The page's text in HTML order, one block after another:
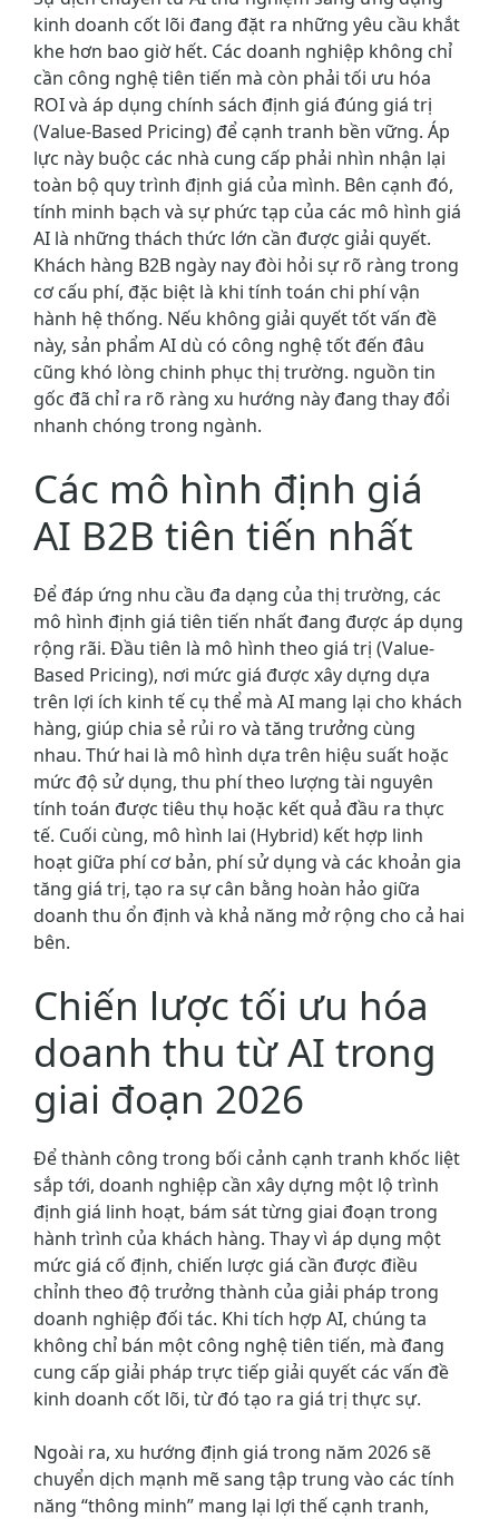
kinh doanh cốt lõi đang đặt ra những yêu cầu khắt
khe hơn bao giờ hết. Các doanh nghiệp không chỉ
cần công nghệ tiên tiến mà còn phải tối ưu hóa
ROI và áp dụng chính sách định giá đúng giá trị
(Value-Based Pricing) để cạnh tranh bền vững. Áp
lực này buộc các nhà cung cấp phải nhìn nhận lại
toàn bộ quy trình định giá của mình. Bên cạnh đó,
tính minh bạch và sự phức tạp của các mô hình giá
AI là những thách thức lớn cần được giải quyết.
Khách hàng B2B ngày nay đòi hỏi sự rõ ràng trong
cơ cấu phí, đặc biệt là khi tính toán chi phí vận
hành hệ thống. Nếu không giải quyết tốt vấn đề
này, sản phẩm AI dù có công nghệ tốt đến đâu
cũng khó lòng chinh phục thị trường. nguồn tin
gốc đã chỉ ra rõ ràng xu hướng này đang thay đổi
nhanh chóng trong ngành.
Các mô hình định giá
AI B2B tiên tiến nhất
Để đáp ứng nhu cầu đa dạng của thị trường, các
mô hình định giá tiên tiến nhất đang được áp dụng
rộng rãi. Đầu tiên là mô hình theo giá trị (Value-
Based Pricing), nơi mức giá được xây dựng dựa
trên lợi ích kinh tế cụ thể mà AI mang lại cho khách
hàng, giúp chia sẻ rủi ro và tăng trưởng cùng
nhau. Thứ hai là mô hình dựa trên hiệu suất hoặc
mức độ sử dụng, thu phí theo lượng tài nguyên
tính toán được tiêu thụ hoặc kết quả đầu ra thực
tế. Cuối cùng, mô hình lai (Hybrid) kết hợp linh
hoạt giữa phí cơ bản, phí sử dụng và các khoản gia
tăng giá trị, tạo ra sự cân bằng hoàn hảo giữa
doanh thu ổn định và khả năng mở rộng cho cả hai
bên.
Chiến lược tối ưu hóa
doanh thu từ AI trong
giai đoạn 2026
Để thành công trong bối cảnh cạnh tranh khốc liệt
sắp tới, doanh nghiệp cần xây dựng một lộ trình
định giá linh hoạt, bám sát từng giai đoạn trong
hành trình của khách hàng. Thay vì áp dụng một
mức giá cố định, chiến lược giá cần được điều
chỉnh theo độ trưởng thành của giải pháp trong
doanh nghiệp đối tác. Khi tích hợp AI, chúng ta
không chỉ bán một công nghệ tiên tiến, mà đang
cung cấp giải pháp trực tiếp giải quyết các vấn đề
kinh doanh cốt lõi, từ đó tạo ra giá trị thực sự.
Ngoài ra, xu hướng định giá trong năm 2026 sẽ
chuyển dịch mạnh mẽ sang tập trung vào các tính
năng “thông minh” mang lại lợi thế cạnh tranh,